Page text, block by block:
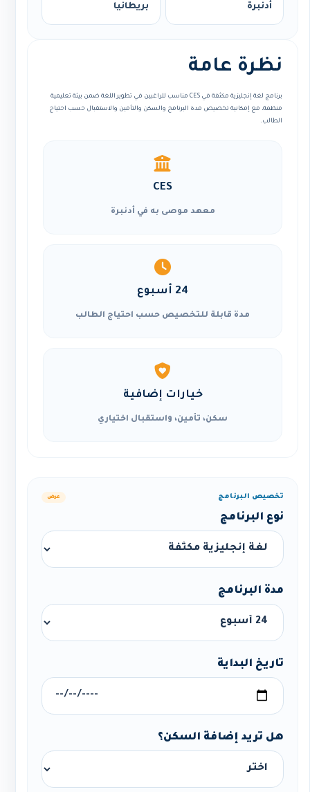
أدنبرة
بريطانيا
نظرة عامة
برنامج لغة إنجليزية مكثفة في CES مناسب للراغبين في تطوير اللغة ضمن بيئة تعليمية
منظمة، مع إمكانية تخصيص مدة البرنامج والسكن والتأمين والاستقبال حسب احتياج
الطالب.
CES
معهد موصى به في أدنبرة
24 أسبوع
مدة قابلة للتخصيص حسب احتياج الطالب
خيارات إضافية
سكن، تأمين، واستقبال اختياري
تخصيص البرنامج عرض
نوع البرنامج
مدة البرنامج
تاريخ البداية
هل تريد إضافة السكن؟